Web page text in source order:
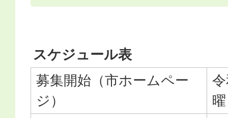
スケジュール表
募集開始（市ホームペー
ジ）